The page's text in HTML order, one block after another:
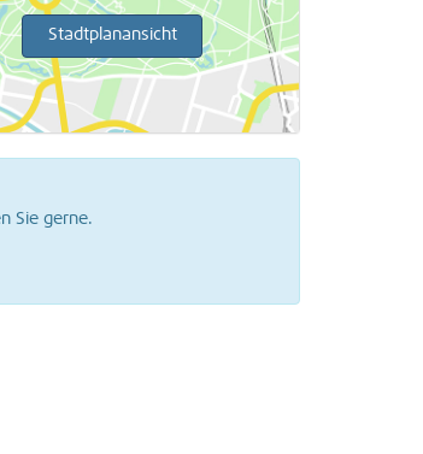
2 Treffer
2 Treffer
1 Treffer
Stadtplanansicht
Sie gerne.